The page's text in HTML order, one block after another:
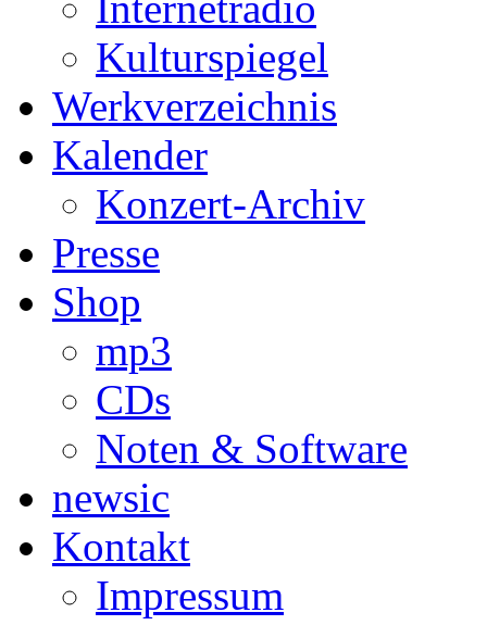
Kulturspiegel
Werkverzeichnis
Kalender
Konzert-Archiv
Presse
Shop
mp3
CDs
Noten & Software
newsic
Kontakt
Impressum